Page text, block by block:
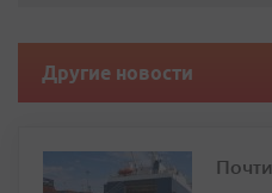
Другие новости